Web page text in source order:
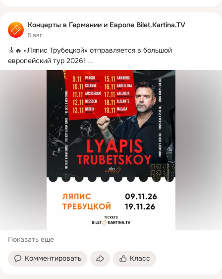
Концерты в Германии и Европе Bilet.Kartina.TV
5 авг
🎸🔥 «Ляпис Трубецкой» отправляется в большой
европейский тур 2026! ...
Показать еще
Комментировать Класс